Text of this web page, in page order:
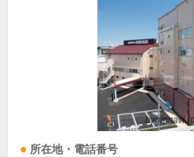
所在地・電話番号